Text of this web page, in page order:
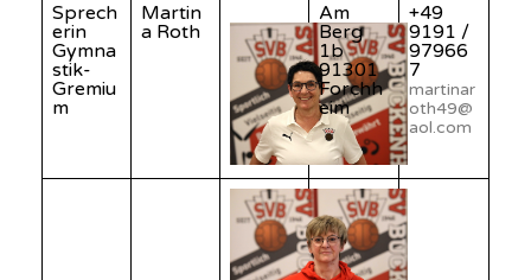
Sprech
erin
Gymna
stik-
Gremiu
m
Martin
a Roth
Am
Berg
1b
91301
Forchh
eim
+49
9191 /
97966
7
martinar
oth49@
aol.com